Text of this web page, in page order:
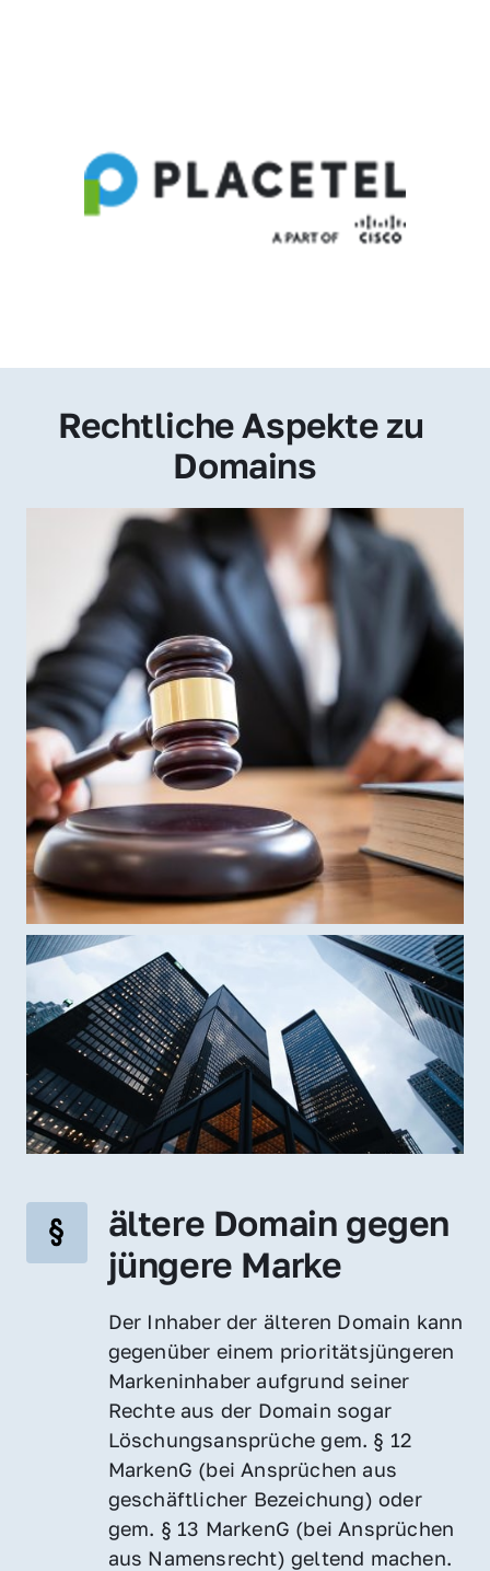
Rechtliche Aspekte zu
Domains
ältere Domain gegen
jüngere Marke
Der Inhaber der älteren Domain kann
gegenüber einem prioritätsjüngeren
Markeninhaber aufgrund seiner
Rechte aus der Domain sogar
Löschungsansprüche gem. § 12
MarkenG (bei Ansprüchen aus
geschäftlicher Bezeichung) oder
gem. § 13 MarkenG (bei Ansprüchen
aus Namensrecht) geltend machen.